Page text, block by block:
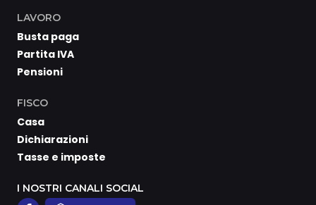
LAVORO
Busta paga
Partita IVA
Pensioni
FISCO
Casa
Dichiarazioni
Tasse e imposte
I NOSTRI CANALI SOCIAL